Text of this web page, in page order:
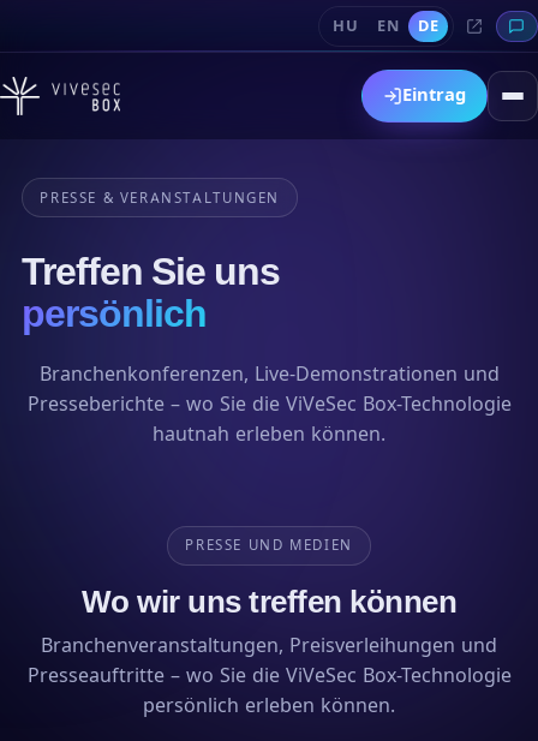
HU EN DE
Eintrag
PRESSE & VERANSTALTUNGEN
Treffen Sie uns
persönlich
Branchenkonferenzen, Live-Demonstrationen und
Presseberichte – wo Sie die ViVeSec Box-Technologie
hautnah erleben können.
PRESSE UND MEDIEN
Wo wir uns treffen können
Branchenveranstaltungen, Preisverleihungen und
Presseauftritte – wo Sie die ViVeSec Box-Technologie
persönlich erleben können.